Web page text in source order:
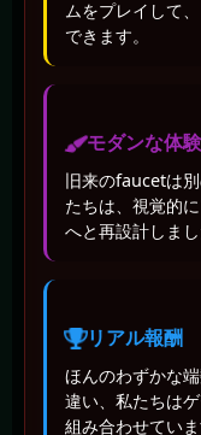
ムをプレイして
できます。
モダンな体験
旧来のfaucetは
たちは、視覚的
へと再設計しまし
リアル報酬
ほんのわずかな
違い、私たちは
組み合わせていま